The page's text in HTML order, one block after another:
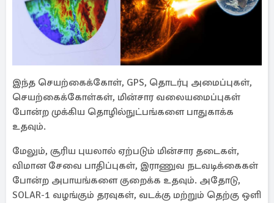
இந்த செயற்கைக்கோள், GPS, தொடர்பு அமைப்புகள்,
செயற்கைக்கோள்கள், மின்சார வலையமைப்புகள்
போன்ற முக்கிய தொழில்நுட்பங்களை பாதுகாக்க
உதவும்.
மேலும், சூரிய புயலால் ஏற்படும் மின்சார தடைகள்,
விமான சேவை பாதிப்புகள், இராணுவ நடவடிக்கைகள்
போன்ற அபாயங்களை குறைக்க உதவும். அதோடு,
SOLAR-1 வழங்கும் தரவுகள், வடக்கு மற்றும் தெற்கு ஒளி